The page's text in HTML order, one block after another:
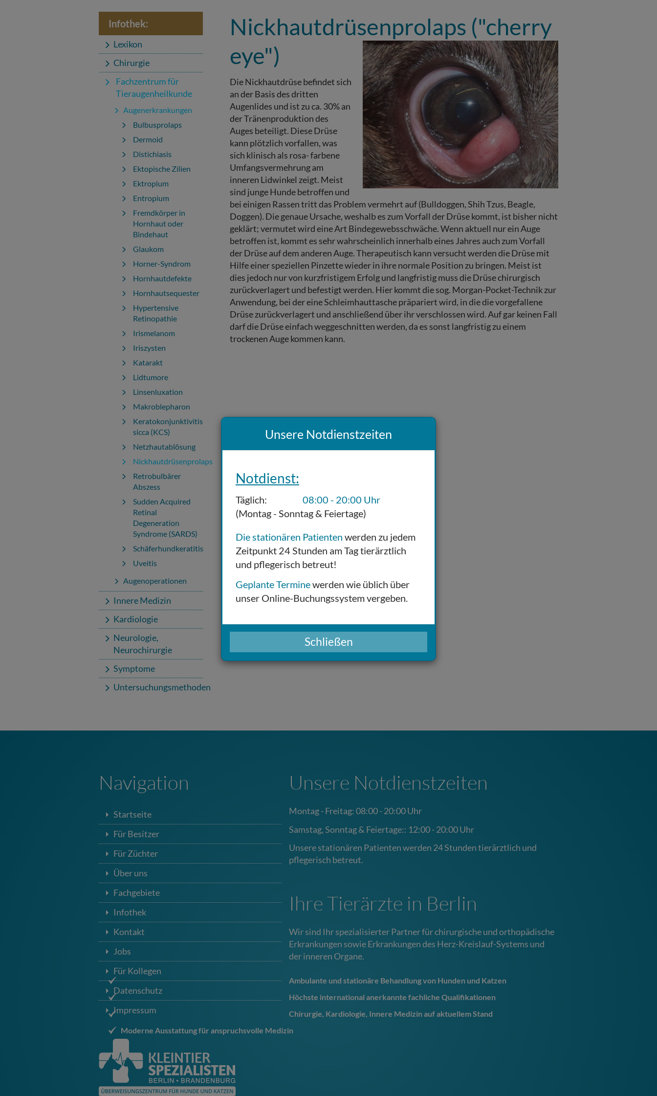
Nickhautdrüsenprolaps ("cherry
eye")
Die Nickhautdrüse befindet sich
an der Basis des dritten
Augenlides und ist zu ca. 30% an
der Tränenproduktion des
Auges beteiligt. Diese Drüse
kann plötzlich vorfallen, was
sich klinisch als rosa- farbene
Umfangsvermehrung am
inneren Lidwinkel zeigt. Meist
sind junge Hunde betroffen und
bei einigen Rassen tritt das Problem vermehrt auf (Bulldoggen, Shih Tzus, Beagle,
Doggen). Die genaue Ursache, weshalb es zum Vorfall der Drüse kommt, ist bisher nicht
geklärt; vermutet wird eine Art Bindegewebsschwäche. Wenn aktuell nur ein Auge
betroffen ist, kommt es sehr wahrscheinlich innerhalb eines Jahres auch zum Vorfall
der Drüse auf dem anderen Auge. Therapeutisch kann versucht werden die Drüse mit
Hilfe einer speziellen Pinzette wieder in ihre normale Position zu bringen. Meist ist
dies jedoch nur von kurzfristigem Erfolg und langfristig muss die Drüse chirurgisch
zurückverlagert und befestigt werden. Hier kommt die sog. Morgan-Pocket-Technik zur
Anwendung, bei der eine Schleimhauttasche präpariert wird, in die die vorgefallene
Drüse zurückverlagert und anschließend über ihr verschlossen wird. Auf gar keinen Fall
darf die Drüse einfach weggeschnitten werden, da es sonst langfristig zu einem
trockenen Auge kommen kann.
Infothek:
Lexikon
Chirurgie
Fachzentrum für
Tieraugenheilkunde
Augenerkrankungen
Bulbusprolaps
Dermoid
Distichiasis
Ektopische Zilien
Ektropium
Entropium
Fremdkörper in
Hornhaut oder
Bindehaut
Glaukom
Horner-Syndrom
Hornhautdefekte
Hornhautsequester
Hypertensive
Retinopathie
Irismelanom
Iriszysten
Katarakt
Lidtumore
Linsenluxation
Makroblepharon
Keratokonjunktivitis
sicca (KCS)
Netzhautablösung
Nickhautdrüsenprolaps
Retrobulbärer
Abszess
Sudden Acquired
Retinal
Degeneration
Syndrome (SARDS)
Schäferhundkeratitis
Uveitis
Augenoperationen
Innere Medizin
Kardiologie
Neurologie,
Neurochirurgie
Symptome
Untersuchungsmethoden
Navigation
Startseite
Für Besitzer
Für Züchter
Über uns
Fachgebiete
Infothek
Kontakt
Jobs
Für Kollegen
Datenschutz
Impressum
Unsere Notdienstzeiten
Montag - Freitag: 08:00 - 20:00 Uhr
Samstag, Sonntag & Feiertage:: 12:00 - 20:00 Uhr
Unsere stationären Patienten werden 24 Stunden tierärztlich und
pflegerisch betreut.
Ihre Tierärzte in Berlin
Wir sind Ihr spezialisierter Partner für chirurgische und orthopädische
Erkrankungen sowie Erkrankungen des Herz-Kreislauf-Systems und
der inneren Organe.
Ambulante und stationäre Behandlung von Hunden und Katzen
Höchste international anerkannte fachliche Qualifikationen
Chirurgie, Kardiologie, Innere Medizin auf aktuellem Stand
Moderne Ausstattung für anspruchsvolle Medizin
Unsere Notdienstzeiten
Notdienst:
Täglich:
08:00 - 20:00 Uhr
(Montag - Sonntag & Feiertage)
Die stationären Patienten werden zu jedem
Zeitpunkt 24 Stunden am Tag tierärztlich
und pflegerisch betreut!
Geplante Terminewerden wie üblich über
unser Online-Buchungssystem vergeben.
Schließen